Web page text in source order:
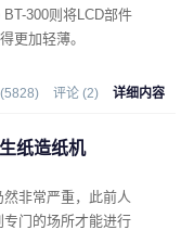
300则将LCD部件
更加轻薄。
评论 (2) 详细内容
纸造纸机
非常严重，此前人
门的场所才能进行